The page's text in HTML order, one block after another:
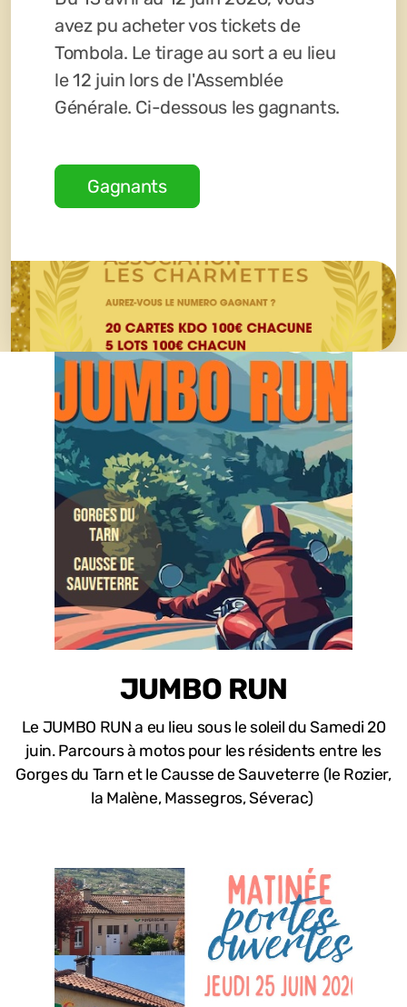
avez pu acheter vos tickets de
Tombola. Le tirage au sort a eu lieu
le 12 juin lors de l'Assemblée
Générale. Ci-dessous les gagnants.
Gagnants
JUMBO RUN
Le JUMBO RUN a eu lieu sous le soleil du Samedi 20
juin. Parcours à motos pour les résidents entre les
Gorges du Tarn et le Causse de Sauveterre (le Rozier,
la Malène, Massegros, Séverac)